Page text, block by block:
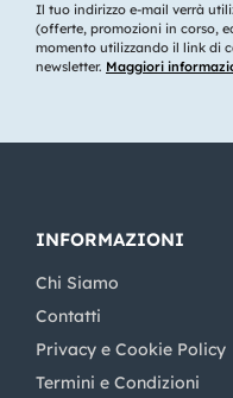
Il tuo indirizzo e-mail verrà
(offerte, promozioni in corso,
momento utilizzando il link di
newsletter. Maggiori
INFORMAZIONI
Chi Siamo
Contatti
Privacy e Cookie Policy
Termini e Condizioni